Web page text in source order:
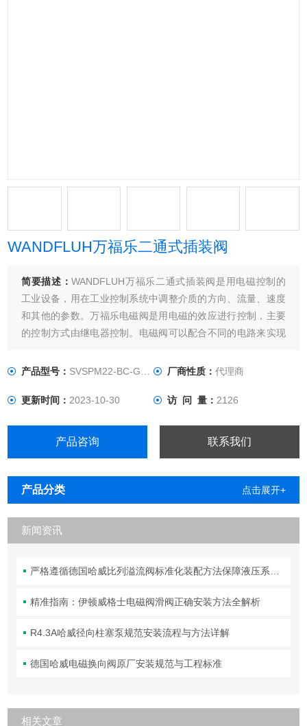
WANDFLUH万福乐二通式插装阀
简要描述：WANDFLUH万福乐二通式插装阀是用电磁控制的
工业设备，用在工业控制系统中调整介质的方向、流量、速度
和其他的参数。万福乐电磁阀是用电磁的效应进行控制，主要
的控制方式由继电器控制。电磁阀可以配合不同的电路来实现
阀有很多种，不同的电磁阀在控制系统的不同位置发挥作用，
万福乐速度调节阀等。
产品型号： SVSPM22-BC-G24/WD 厂商性质： 代理商
更新时间：2023-10-30 访 问 量： 2126
产品咨询 联系我们
产品分类 点击展开+
新闻资讯
严格遵循德国哈威比列溢流阀标准化装配方法保障液压系统压力调控精准可靠
精准指南：伊顿威格士电磁阀滑阀正确安装方法全解析
R4.3A哈威径向柱塞泵规范安装流程与方法详解
德国哈威电磁换向阀原厂安装规范与工程标准
相关文章